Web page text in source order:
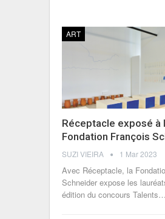
ART
Réceptacle exposé à
Fondation François
SUZI VIEIRA 1 Mar 2023
Avec Réceptacle, la
Schneider expose les
édition du concours Talents…